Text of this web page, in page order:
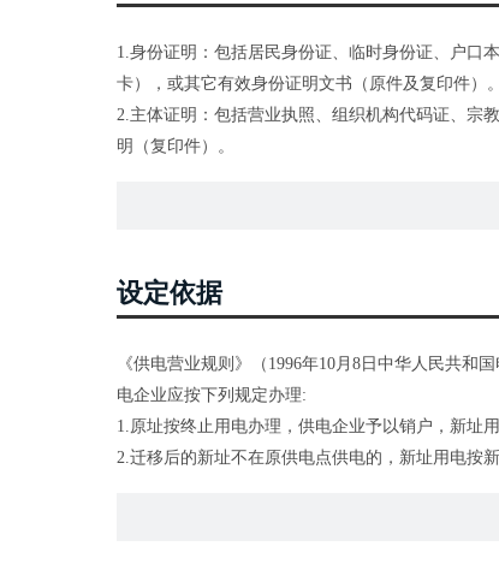
1.身份证明：包括居民身份证、临时身份证、户口
卡），或其它有效身份证明文书（原件及复印件）。
2.主体证明：包括营业执照、组织机构代码证、宗
明（复印件）。
设定依据
《供电营业规则》（1996年10月8日中华人民共
电企业应按下列规定办理:
1.原址按终止用电办理，供电企业予以销户，新址
2.迁移后的新址不在原供电点供电的，新址用电按